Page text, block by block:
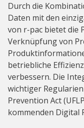
Durch die
Daten mit den
von r-pac bietet die
Verknüpfung von
betriebliche
verbessern. Die
wichtiger
Prevention Act
kommenden Digital